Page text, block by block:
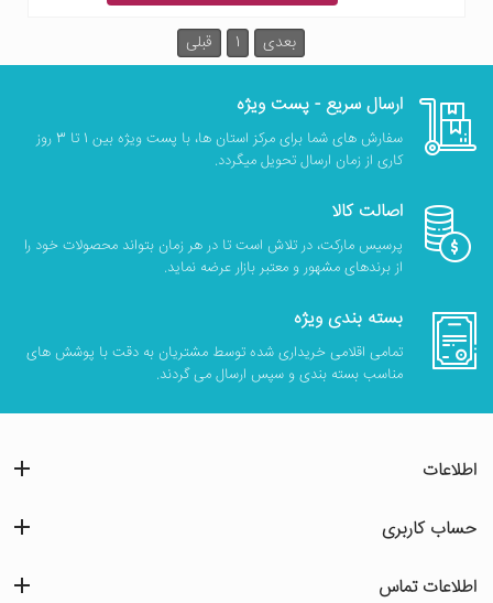
قبلی 1 بعدی
ارسال سریع - پست ویژه
سفارش های شما برای مرکز استان ها، با پست ویژه بین 1 تا 3 روز
کاری از زمان ارسال تحویل میگردد.
اصالت کالا
پرسیس مارکت، در تلاش است تا در هر زمان بتواند محصولات خود را
از برندهای مشهور و معتبر بازار عرضه نماید.
بسته بندی ویژه
تمامی اقلامی خریداری شده توسط مشتریان به دقت با پوشش های
مناسب بسته بندی و سپس ارسال می گردند.
اطلاعات
حساب کاربری
اطلاعات تماس